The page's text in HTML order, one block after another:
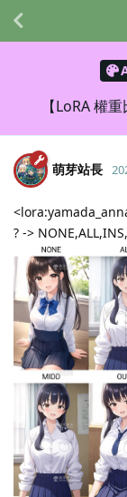
【LoRA 權
萌芽站長
? ->